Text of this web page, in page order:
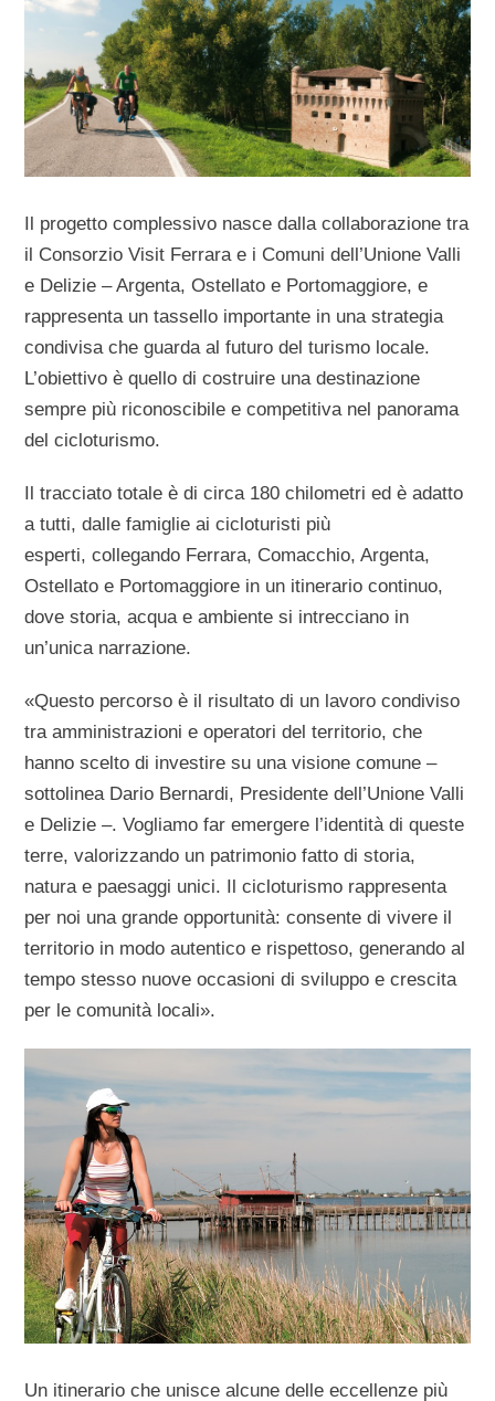
Il progetto complessivo nasce dalla collaborazione tra
il Consorzio Visit Ferrara e i Comuni dell’Unione Valli
e Delizie – Argenta, Ostellato e Portomaggiore, e
rappresenta un tassello importante in una strategia
condivisa che guarda al futuro del turismo locale.
L’obiettivo è quello di costruire una destinazione
sempre più riconoscibile e competitiva nel panorama
del cicloturismo.
Il tracciato totale è di circa 180 chilometri ed è adatto
a tutti, dalle famiglie ai cicloturisti più
esperti, collegando Ferrara, Comacchio, Argenta,
Ostellato e Portomaggiore in un itinerario continuo,
dove storia, acqua e ambiente si intrecciano in
un’unica narrazione.
«Questo percorso è il risultato di un lavoro condiviso
tra amministrazioni e operatori del territorio, che
hanno scelto di investire su una visione comune –
sottolinea Dario Bernardi, Presidente dell’Unione Valli
e Delizie –.Vogliamo far emergere l’identità di queste
terre, valorizzando un patrimonio fatto di storia,
natura e paesaggi unici. Il cicloturismo rappresenta
per noi una grande opportunità: consente di vivere il
territorio in modo autentico e rispettoso, generando al
tempo stesso nuove occasioni di sviluppo e crescita
per le comunità locali».
Un itinerario che unisce alcune delle eccellenze più